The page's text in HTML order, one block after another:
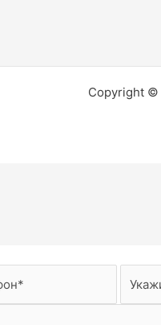
Copyright ©